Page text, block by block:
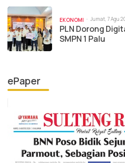
EKONOMI Jumat, 7 Agu
PLN Dorong
SMPN 1 Palu
ePaper